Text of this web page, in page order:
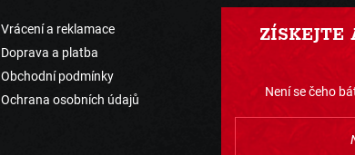
Vrácení a reklamace
Doprava a platba
Obchodní podmínky
Ochrana osobních údajů
Není se čeho